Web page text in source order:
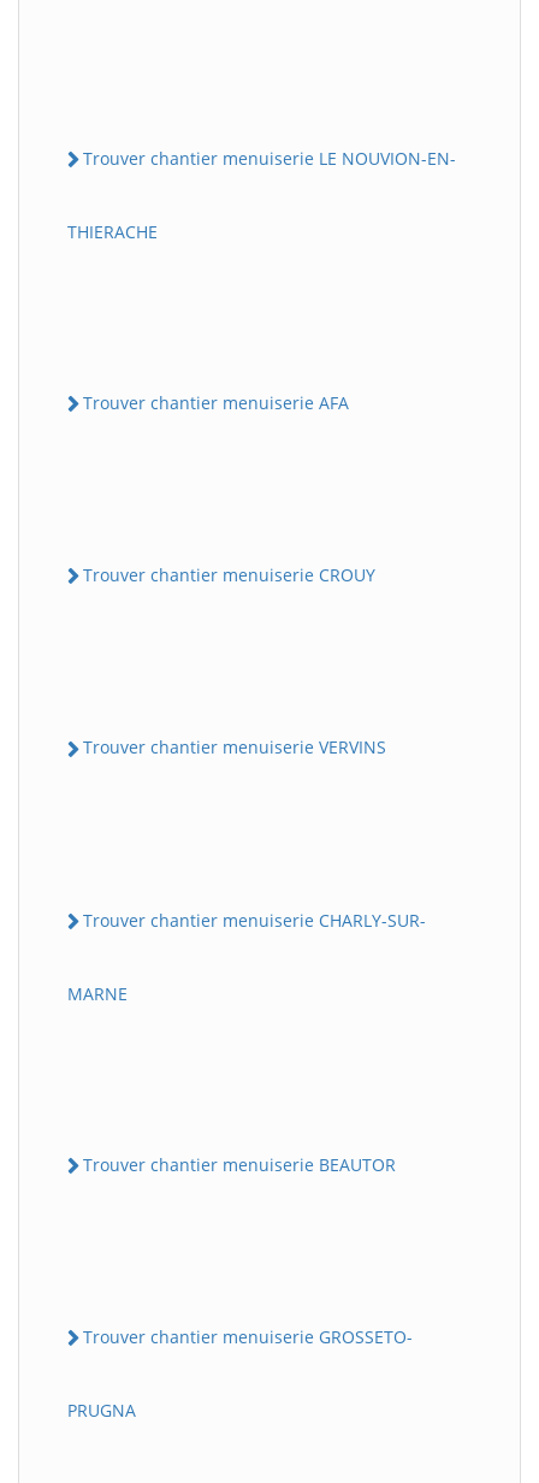
Trouver chantier menuiserie LE NOUVION-EN-
THIERACHE
Trouver chantier menuiserie AFA
Trouver chantier menuiserie CROUY
Trouver chantier menuiserie VERVINS
Trouver chantier menuiserie CHARLY-SUR-
MARNE
Trouver chantier menuiserie BEAUTOR
Trouver chantier menuiserie GROSSETO-
PRUGNA